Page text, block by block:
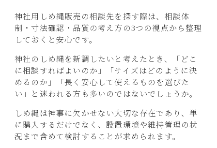
神社用しめ縄販売の相談先を探す際は、相談体
制・寸法確認・品質の考え方の3つの視点から整理
しておくと安心です。
神社のしめ縄を新調したいと考えたとき、「どこ
に相談すればよいのか」「サイズはどのように決
めるのか」「長く安心して使えるものを選びた
い」と迷われる方も多いのではないでしょうか。
しめ縄は神事に欠かせない大切な存在であり、単
に購入するだけでなく、設置環境や維持管理の状
況まで含めて検討することが求められます。